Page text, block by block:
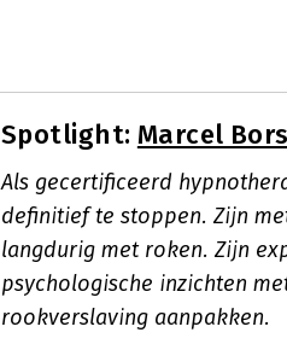
Spotlight: Marcel
Als gecertificeerd
definitief te stoppen. Zijn
langdurig met roken. Zijn
psychologische inzichten
rookverslaving aanpakken.